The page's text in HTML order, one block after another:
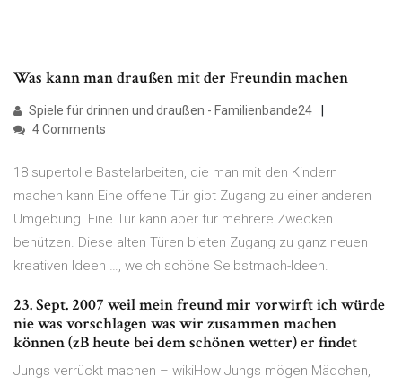
Was kann man draußen mit der Freundin machen
Spiele für drinnen und draußen - Familienbande24
4 Comments
18 supertolle Bastelarbeiten, die man mit den Kindern
machen kann Eine offene Tür gibt Zugang zu einer anderen
Umgebung. Eine Tür kann aber für mehrere Zwecken
benützen. Diese alten Türen bieten Zugang zu ganz neuen
kreativen Ideen …, welch schöne Selbstmach-Ideen.
23. Sept. 2007 weil mein freund mir vorwirft ich würde
nie was vorschlagen was wir zusammen machen
können (zB heute bei dem schönen wetter) er findet
Jungs verrückt machen – wikiHow Jungs mögen Mädchen,